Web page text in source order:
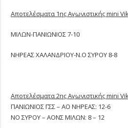
Αποτελέσματα 1ης Αγωνιστικής mini
ΜΙΛΩΝ-ΠΑΝΙΩΝΙΟΣ 7-10
ΝΗΡΕΑΣ ΧΑΛΑΝΔΡΙΟΥ-Ν.Ο ΣΥΡΟΥ 8-8
Αποτελέσματα 2ης Αγωνιστικής mini
ΠΑΝΙΩΝΙΟΣ ΓΣΣ – ΑΟ ΝΗΡΕΑΣ: 12-6
ΝΟ ΣΥΡΟΥ – ΑΟΝΣ ΜΙΛΩΝ: 8 – 12